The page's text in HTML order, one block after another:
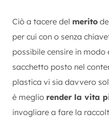
Ciò a tacere del merito
per cui con o senza
possibile censire in
sacchetto posto nel
plastica vi sia davvero
è meglio render la vita
invogliare a fare la